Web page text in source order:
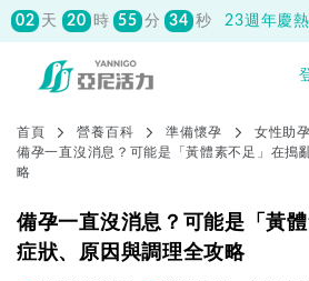
02 天 20 時 55 分 50 秒 23週年慶
先付款滿800元免運！註冊會員最
首頁 營養百科 準備懷孕
女性助孕
備孕一直沒消息？可能是「黃體素不足」在搗
略
備孕一直沒消息？可能是「黃
症狀、原因與調理全攻略